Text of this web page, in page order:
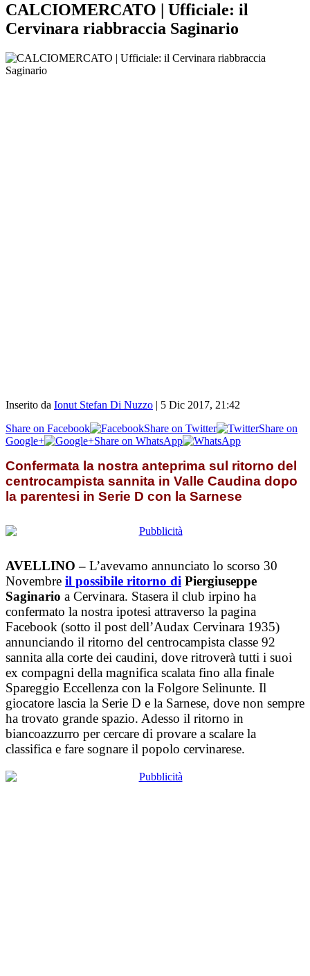
CALCIOMERCATO | Ufficiale: il
Cervinara riabbraccia Saginario
Inserito da Ionut Stefan Di Nuzzo | 5 Dic 2017, 21:42
Share on Facebook
Share on Twitter
Share on
Google+
Share on WhatsApp
Confermata la nostra anteprima sul ritorno del
centrocampista sannita in Valle Caudina dopo
la parentesi in Serie D con la Sarnese
AVELLINO – L’avevamo annunciato lo scorso 30
Novembre il possibile ritorno di Piergiuseppe
Saginario a Cervinara. Stasera il club irpino ha
confermato la nostra ipotesi attraverso la pagina
Facebook (sotto il post dell’Audax Cervinara 1935)
annunciando il ritorno del centrocampista classe 92
sannita alla corte dei caudini, dove ritroverà tutti i suoi
ex compagni della magnifica scalata fino alla finale
Spareggio Eccellenza con la Folgore Selinunte. Il
giocatore lascia la Serie D e la Sarnese, dove non sempre
ha trovato grande spazio. Adesso il ritorno in
biancoazzurro per cercare di provare a scalare la
classifica e fare sognare il popolo cervinarese.